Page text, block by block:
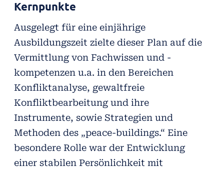
Kernpunkte
Ausgelegt für eine einjährige
Ausbildungszeit zielte dieser Plan auf die
Vermittlung von Fachwissen und -
kompetenzen u.a. in den Bereichen
Konfliktanalyse, gewaltfreie
Konfliktbearbeitung und ihre
Instrumente, sowie Strategien und
Methoden des „peace-buildings.“ Eine
besondere Rolle war der Entwicklung
einer stabilen Persönlichkeit mit